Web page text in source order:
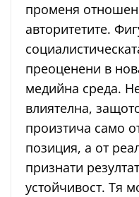
променя
авторитетите.
преоценени в
медийна среда.
влиятелна,
произтича само
позиция, а от
признати
устойчивост. Тя